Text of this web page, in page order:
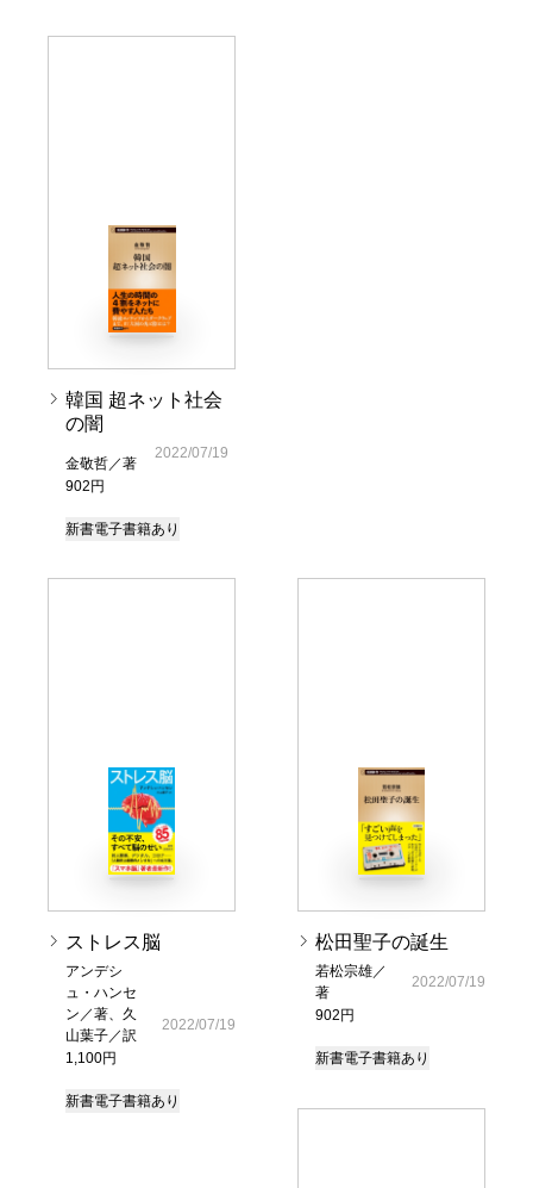
韓国 超ネット社会
の闇
金敬哲／著
902円
2022/07/19
新書電子書籍あり
ストレス脳
アンデシ
ュ・ハンセ
ン／著、久
山葉子／訳
1,100円
2022/07/19
新書電子書籍あり
松田聖子の誕生
若松宗雄／
著
902円
2022/07/19
新書電子書籍あり